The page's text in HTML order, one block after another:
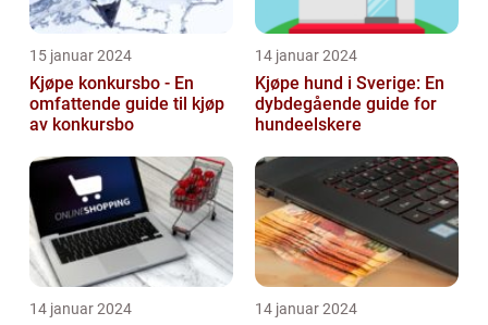
15 januar 2024
Kjøpe konkursbo - En
omfattende guide til kjøp
av konkursbo
14 januar 2024
Kjøpe hund i Sverige: En
dybdegående guide for
hundeelskere
14 januar 2024 14 januar 2024